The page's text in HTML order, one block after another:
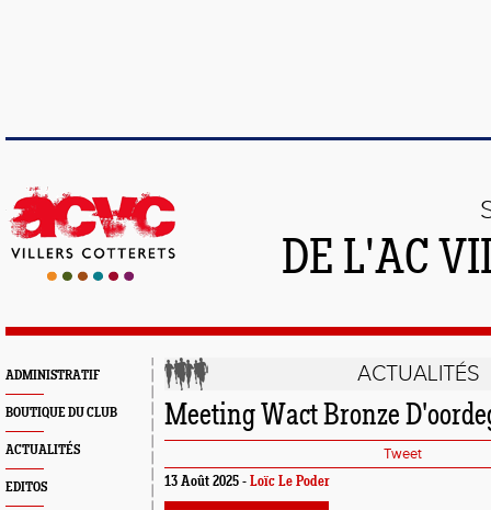
DE L'AC
ADMINISTRATIF
BOUTIQUE DU CLUB
ACTUALITÉS
EDITOS
ACTUALITÉS
Meeting Wact Bronze
Tweet
13 Août 2025 - Loïc Le Poder